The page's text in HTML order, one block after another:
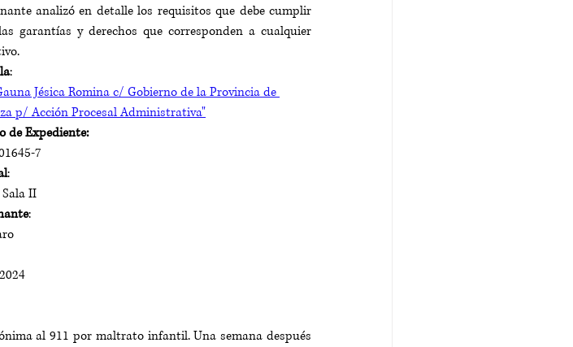
analizó en detalle los requisitos que debe cumplir
garantías y derechos que corresponden a cualquier
:
Jésica Romina c/ Gobierno de la Provincia de
p/ Acción Procesal Administrativa"
de Expediente:
7
:
Sala II
:
al 911 por maltrato infantil. Una semana después